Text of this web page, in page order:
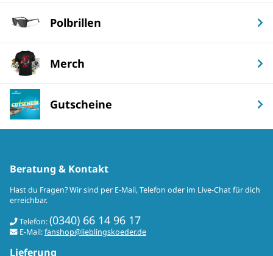
Polbrillen
Merch
Gutscheine
Beratung & Kontakt
Hast du Fragen? Wir sind per E-Mail, Telefon oder im Live-Chat für dich
erreichbar.
Telefon:(0340) 66 14 96 17
E-Mail:fanshop@lieblingskoeder.de
Lieferung